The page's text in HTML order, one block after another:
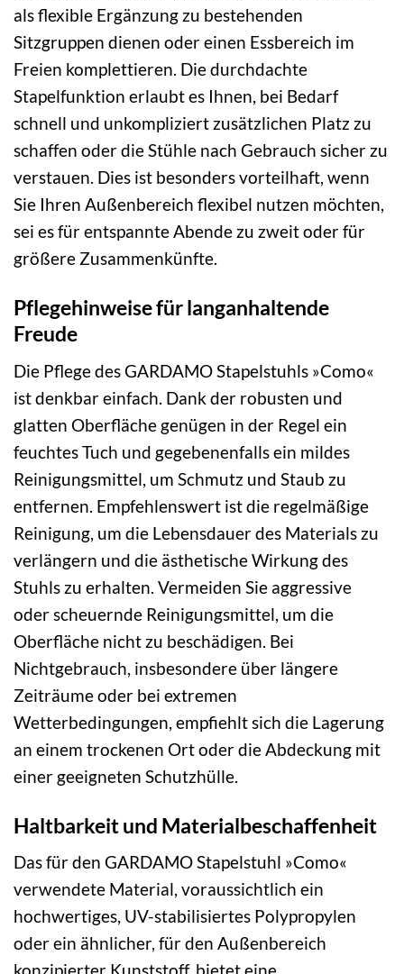
als flexible Ergänzung zu bestehenden
Sitzgruppen dienen oder einen Essbereich im
Freien komplettieren. Die durchdachte
Stapelfunktion erlaubt es Ihnen, bei Bedarf
schnell und unkompliziert zusätzlichen Platz zu
schaffen oder die Stühle nach Gebrauch sicher zu
verstauen. Dies ist besonders vorteilhaft, wenn
Sie Ihren Außenbereich flexibel nutzen möchten,
sei es für entspannte Abende zu zweit oder für
größere Zusammenkünfte.
Pflegehinweise für langanhaltende
Freude
Die Pflege des GARDAMO Stapelstuhls »Como«
ist denkbar einfach. Dank der robusten und
glatten Oberfläche genügen in der Regel ein
feuchtes Tuch und gegebenenfalls ein mildes
Reinigungsmittel, um Schmutz und Staub zu
entfernen. Empfehlenswert ist die regelmäßige
Reinigung, um die Lebensdauer des Materials zu
verlängern und die ästhetische Wirkung des
Stuhls zu erhalten. Vermeiden Sie aggressive
oder scheuernde Reinigungsmittel, um die
Oberfläche nicht zu beschädigen. Bei
Nichtgebrauch, insbesondere über längere
Zeiträume oder bei extremen
Wetterbedingungen, empfiehlt sich die Lagerung
an einem trockenen Ort oder die Abdeckung mit
einer geeigneten Schutzhülle.
Haltbarkeit und Materialbeschaffenheit
Das für den GARDAMO Stapelstuhl »Como«
verwendete Material, voraussichtlich ein
hochwertiges, UV-stabilisiertes Polypropylen
oder ein ähnlicher, für den Außenbereich